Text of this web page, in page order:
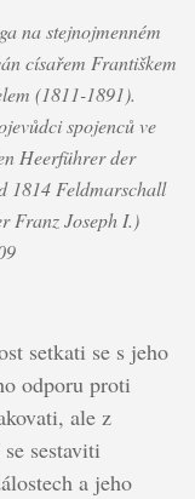
na stejnojmenném
císařem Františkem
(1811-1891).
spojenců ve
Heerführer der
1814 Feldmarschall
Franz Joseph I.)
setkati se s jeho
odporu proti
ale z
sestaviti
a jeho